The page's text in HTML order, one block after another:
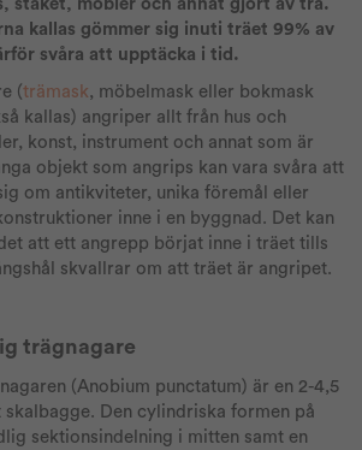
staket, möbler och annat gjort av trä.
kallas gömmer sig inuti träet 99% av
svåra att upptäcka i tid.
(trämask, möbelmask eller bokmask
kallas) angriper allt från hus och
konst, instrument och annat som är
objekt som angrips kan vara svåra att
om antikviteter, unika föremål eller
inne i en byggnad. Det kan
att ett angrepp börjat inne i träet tills
skvallrar om att träet är angripet.
trägnagare
(Anobium punctatum) är en 2-4,5
Den cylindriska formen på
sektionsindelning i mitten samt en